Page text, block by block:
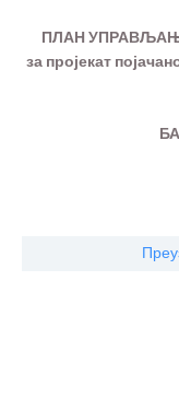
ПЛАН
за пројекат